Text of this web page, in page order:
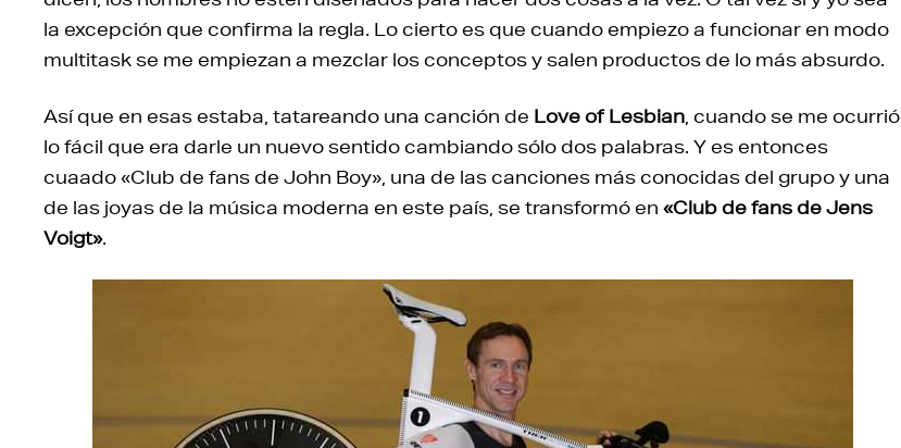
la excepción que confirma la regla. Lo cierto es que cuando empiezo a funcionar en modo
multitask se me empiezan a mezclar los conceptos y salen productos de lo más absurdo.
Así que en esas estaba, tatareando una canción de Love of Lesbian, cuando se me ocurrió
lo fácil que era darle un nuevo sentido cambiando sólo dos palabras. Y es entonces
cuaado «Club de fans de John Boy», una de las canciones más conocidas del grupo y una
de las joyas de la música moderna en este país, se transformó en «Club de fans de Jens
Voigt».